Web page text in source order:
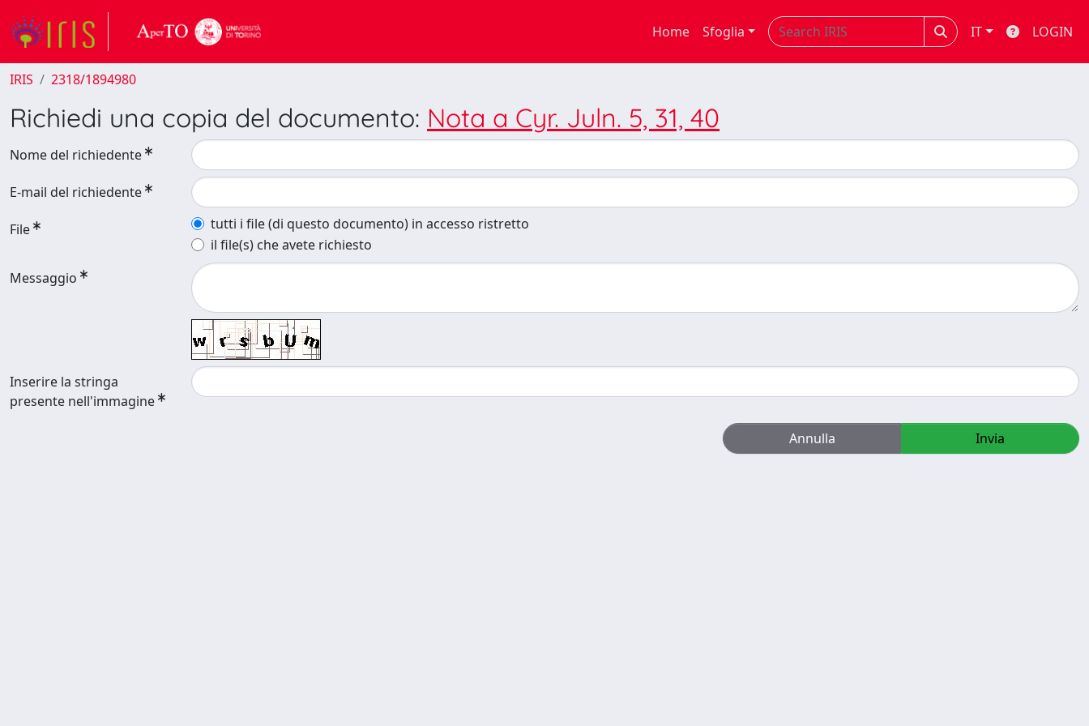
Home Sfoglia IT LOGIN
IRIS 2318/1894980
Richiedi una copia del documento: Nota a Cyr. Juln. 5, 31, 40
Nome del richiedente
E-mail del richiedente
File
tutti i file (di questo documento) in accesso ristretto
il file(s) che avete richiesto
Messaggio
Inserire la stringa
presente nell'immagine
Annulla Invia